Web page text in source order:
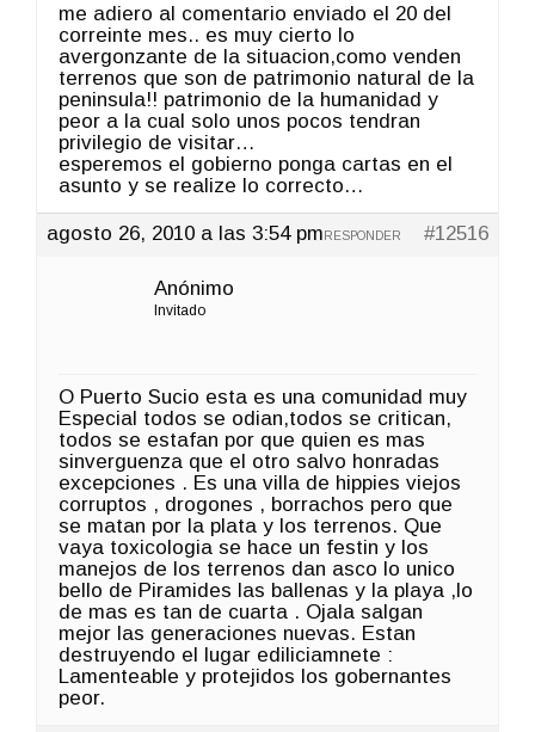
me adiero al comentario enviado el 20 del
correinte mes.. es muy cierto lo
avergonzante de la situacion,como venden
terrenos que son de patrimonio natural de la
peninsula!! patrimonio de la humanidad y
peor a la cual solo unos pocos tendran
privilegio de visitar…
esperemos el gobierno ponga cartas en el
asunto y se realize lo correcto…
agosto 26, 2010 a las 3:54 pm #12516
RESPONDER
Anónimo
Invitado
O Puerto Sucio esta es una comunidad muy
Especial todos se odian,todos se critican,
todos se estafan por que quien es mas
sinverguenza que el otro salvo honradas
excepciones . Es una villa de hippies viejos
corruptos , drogones , borrachos pero que
se matan por la plata y los terrenos. Que
vaya toxicologia se hace un festin y los
manejos de los terrenos dan asco lo unico
bello de Piramides las ballenas y la playa ,lo
de mas es tan de cuarta . Ojala salgan
mejor las generaciones nuevas. Estan
destruyendo el lugar ediliciamnete :
Lamenteable y protejidos los gobernantes
peor.